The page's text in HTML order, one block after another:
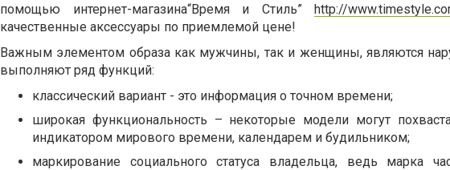
помощью интернет-магазина“Время и Стиль” http://
качественные аксессуары по приемлемой цене!
Важным элементом образа как мужчины, так и женщины, являются
выполняют ряд функций:
классический вариант - это информация о точном времени;
широкая функциональность – некоторые модели могут
индикатором мирового времени, календарем и будильником;
маркирование социального статуса владельца, ведь марка